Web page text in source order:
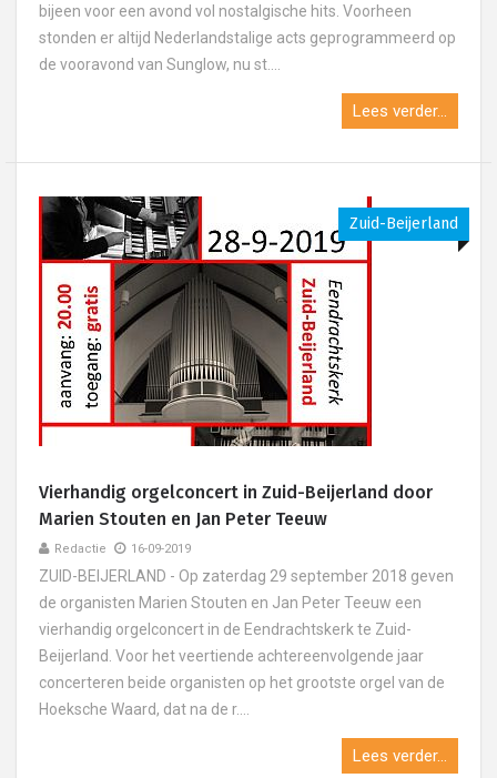
bijeen voor een avond vol nostalgische hits. Voorheen
stonden er altijd Nederlandstalige acts geprogrammeerd op
de vooravond van Sunglow, nu st....
Lees verder...
Zuid-Beijerland
Vierhandig orgelconcert in Zuid-Beijerland door
Marien Stouten en Jan Peter Teeuw
Redactie 16-09-2019
ZUID-BEIJERLAND - Op zaterdag 29 september 2018 geven
de organisten Marien Stouten en Jan Peter Teeuw een
vierhandig orgelconcert in de Eendrachtskerk te Zuid-
Beijerland. Voor het veertiende achtereenvolgende jaar
concerteren beide organisten op het grootste orgel van de
Hoeksche Waard, dat na de r....
Lees verder...